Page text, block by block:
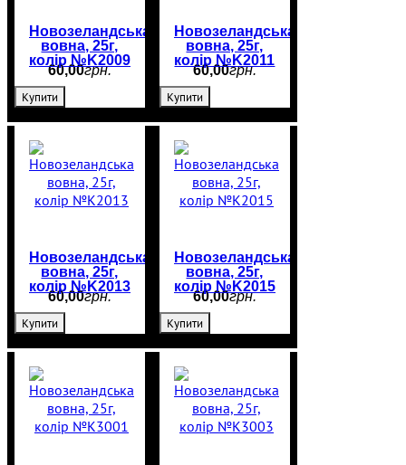
Новозеландська
вовна, 25г,
колір №K2009
60,00грн.
Купити
Новозеландська
вовна, 25г,
колір №K2011
60,00грн.
Купити
Новозеландська
вовна, 25г,
колір №K2013
60,00грн.
Купити
Новозеландська
вовна, 25г,
колір №K2015
60,00грн.
Купити